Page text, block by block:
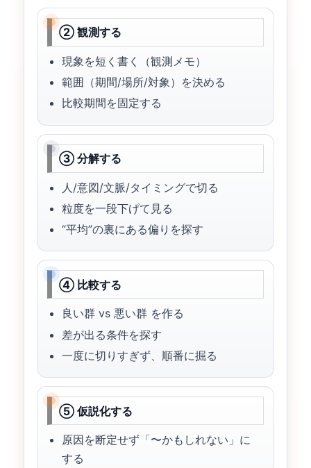
② 観測する
現象を短く書く（観測メモ）
範囲（期間/場所/対象）を決める
比較期間を固定する
③ 分解する
人/意図/文脈/タイミングで切る
粒度を一段下げて見る
“平均”の裏にある偏りを探す
④ 比較する
良い群 vs 悪い群 を作る
差が出る条件を探す
一度に切りすぎず、順番に掘る
⑤ 仮説化する
原因を断定せず「〜かもしれない」に
する